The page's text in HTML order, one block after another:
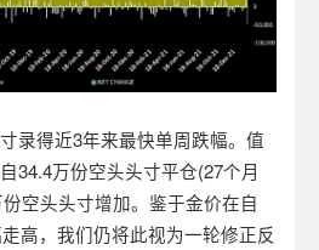
录得近3年来最快单周跌幅。值
34.4万份空头头寸平仓(27个月
份空头头寸增加。鉴于金价在自
高，我们仍将此视为一轮修正反